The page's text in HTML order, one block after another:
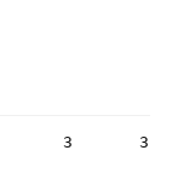
3 3